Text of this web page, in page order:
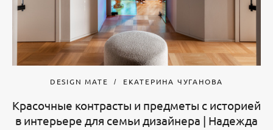
DESIGN MATE ЕКАТЕРИНА ЧУГАНОВА
Красочные контрасты и предметы с историей
в интерьере для семьи дизайнера | Надежда